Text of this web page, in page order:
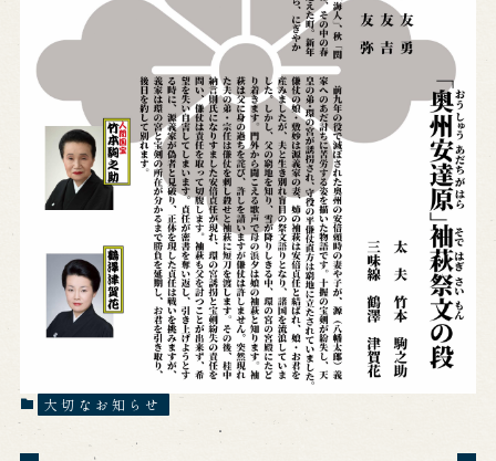
大切なお知らせ